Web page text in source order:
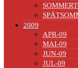
2009
APR-09
MAI-09
JUN-09
JUL-09